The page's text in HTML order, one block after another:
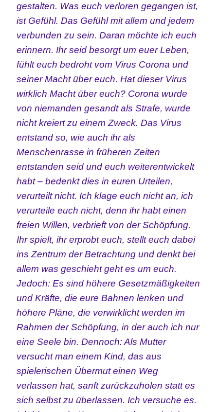
gestalten. Was euch verloren gegangen ist,
ist Gefühl. Das Gefühl mit allem und jedem
verbunden zu sein. Daran möchte ich euch
erinnern. Ihr seid besorgt um euer Leben,
fühlt euch bedroht vom Virus Corona und
seiner Macht über euch. Hat dieser Virus
wirklich Macht über euch? Corona wurde
von niemanden gesandt als Strafe, wurde
nicht kreiert zu einem Zweck. Das Virus
entstand so, wie auch ihr als
Menschenrasse in früheren Zeiten
entstanden seid und euch weiterentwickelt
habt – bedenkt dies in euren Urteilen,
verurteilt nicht. Ich klage euch nicht an, ich
verurteile euch nicht, denn ihr habt einen
freien Willen, verbrieft von der Schöpfung.
Ihr spielt, ihr erprobt euch, stellt euch dabei
ins Zentrum der Betrachtung und denkt bei
allem was geschieht geht es um euch.
Jedoch: Es sind höhere Gesetzmäßigkeiten
und Kräfte, die eure Bahnen lenken und
höhere Pläne, die verwirklicht werden im
Rahmen der Schöpfung, in der auch ich nur
eine Seele bin. Dennoch: Als Mutter
versucht man einem Kind, das aus
spielerischen Übermut einen Weg
verlassen hat, sanft zurückzuholen statt es
sich selbst zu überlassen. Ich versuche es.